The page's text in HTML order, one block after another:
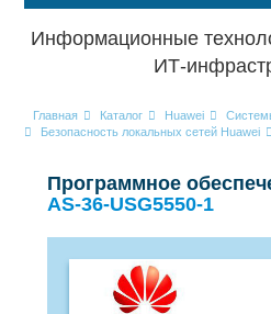
Информационные
ИТ-
Главная Каталог Huawei
Безопасность локальных сетей Huawei
Программное
AS-36-USG5550-1